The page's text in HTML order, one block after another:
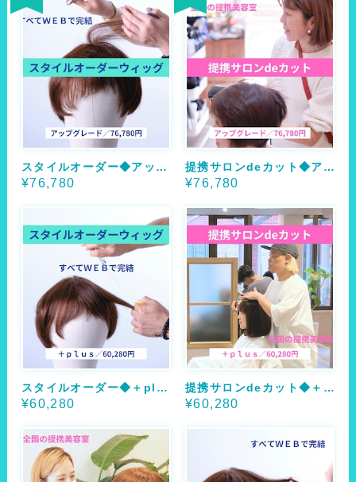
¥76,780
スタイルオーダー◆アップグレード
¥76,780
提携サロンdeカット◆アップグレード
¥60,280
スタイルオーダー◆＋plus（プラス）
¥60,280
提携サロンdeカット◆＋plus（プラス）